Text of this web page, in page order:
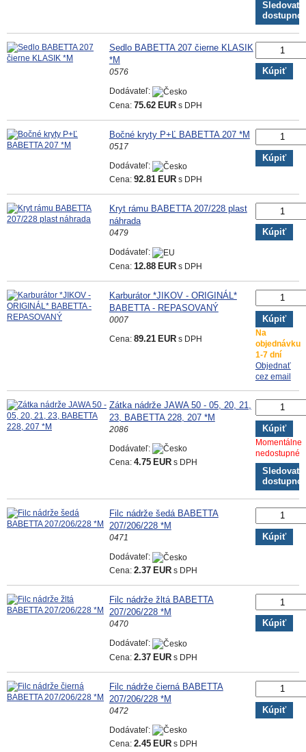
Sledovať
Sedlo BABETTA 207 čierne KLASIK
*M
0576
Dodávateľ:
Cena: 75.62 EURs DPH
Kúpiť
Bočné kryty P+Ľ BABETTA 207 *M
0517
Dodávateľ:
Cena: 92.81 EURs DPH
Kúpiť
Kryt rámu BABETTA 207/228 plast
náhrada
0479
Dodávateľ:
Cena: 12.88 EURs DPH
Kúpiť
Karburátor *JIKOV - ORIGINÁL*
BABETTA - REPASOVANÝ
0007
Cena: 89.21 EURs DPH
Kúpiť
Na
objednávku
1-7 dní
Objednať
cez email
Zátka nádrže JAWA 50 - 05, 20, 21,
23, BABETTA 228, 207 *M
2086
Dodávateľ:
Cena: 4.75 EURs DPH
Kúpiť
Momentálne
nedostupné
Sledovať
Filc nádrže šedá BABETTA
207/206/228 *M
0471
Dodávateľ:
Cena: 2.37 EURs DPH
Kúpiť
Filc nádrže žltá BABETTA
207/206/228 *M
0470
Dodávateľ:
Cena: 2.37 EURs DPH
Kúpiť
Filc nádrže čierná BABETTA
207/206/228 *M
0472
Dodávateľ:
Cena: 2.45 EURs DPH
Kúpiť